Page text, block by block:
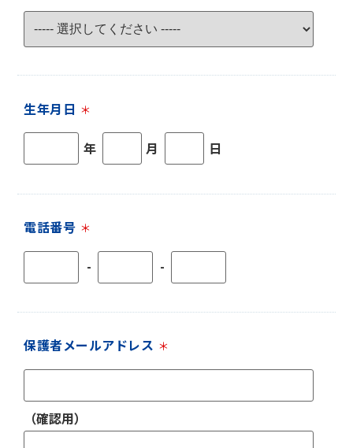
生年月日 ＊
年 月 日
電話番号 ＊
- -
保護者メールアドレス ＊
（確認用）